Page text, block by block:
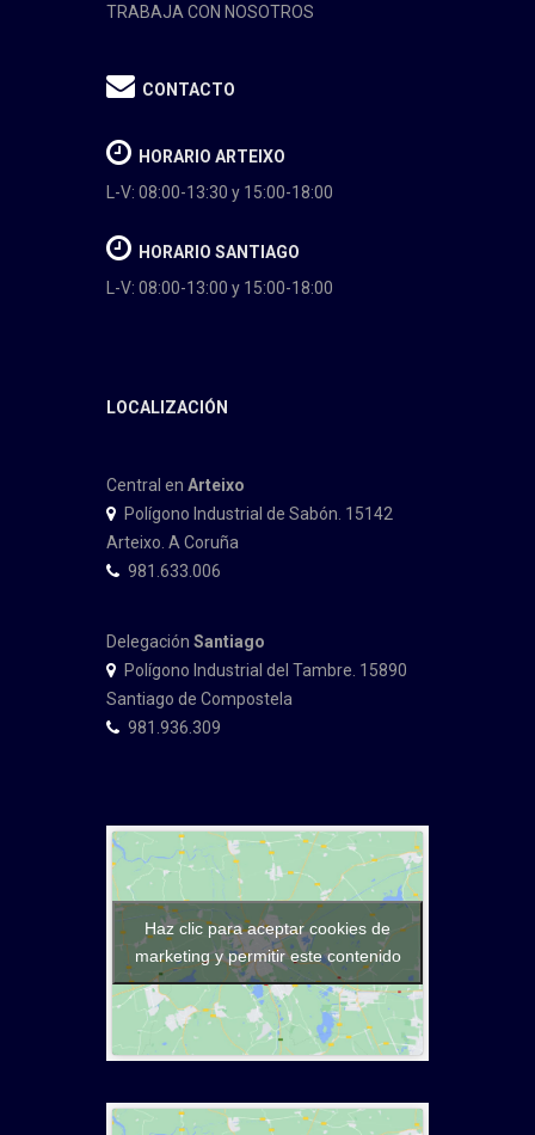
TRABAJA CON NOSOTROS
CONTACTO
HORARIO ARTEIXO
L-V: 08:00-13:30 y 15:00-18:00
HORARIO SANTIAGO
L-V: 08:00-13:00 y 15:00-18:00
LOCALIZACIÓN
Central en Arteixo
Polígono Industrial de Sabón. 15142
Arteixo. A Coruña
981.633.006
Delegación Santiago
Polígono Industrial del Tambre. 15890
Santiago de Compostela
981.936.309
Haz clic para aceptar cookies de
marketing y permitir este contenido